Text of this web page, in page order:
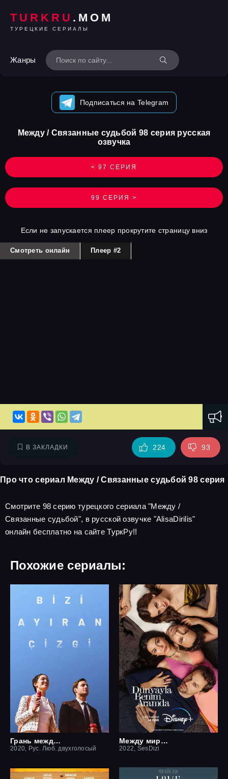
TURKRU .MOM
ТУРЕЦКИЕ СЕРИАЛЫ
Жанры
Подписаться на Telegram
< 97 СЕРИЯ
Между / Связанные судьбой 98 серия русская
озвучка
99 СЕРИЯ >
Если не запускается плеер прокрутите страницу вниз
Смотреть онлайн Плеер #2
В ЗАКЛАДКИ 224 93
Про что сериал Между / Связанные судьбой 98 серия
Смотрите 98 серию турецкого сериала "Между /
Связанные судьбой", в русской озвучке "AlisaDirilis"
онлайн бесплатно на сайте ТуркРу!!
Похожие сериалы:
Грань между нами
2020, Рус. Люб. двухголосый
Между миром и мной
2022, SesDizi